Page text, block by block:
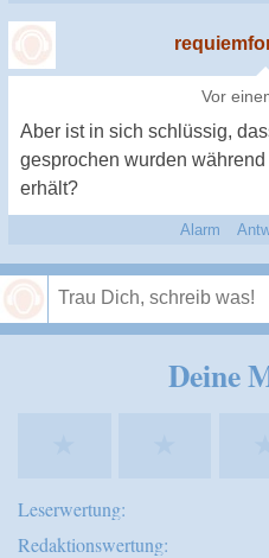
Vor
Aber ist in sich schlüssig,
gesprochen wurden
erhält?
Alarm
Deine
Leserwertung:
Redaktionswertung: